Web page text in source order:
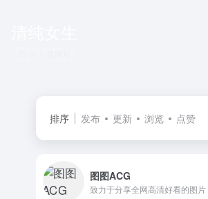
排序 发布 更新 浏览 点赞
图图ACG
致力于分享全网高清好看的图片